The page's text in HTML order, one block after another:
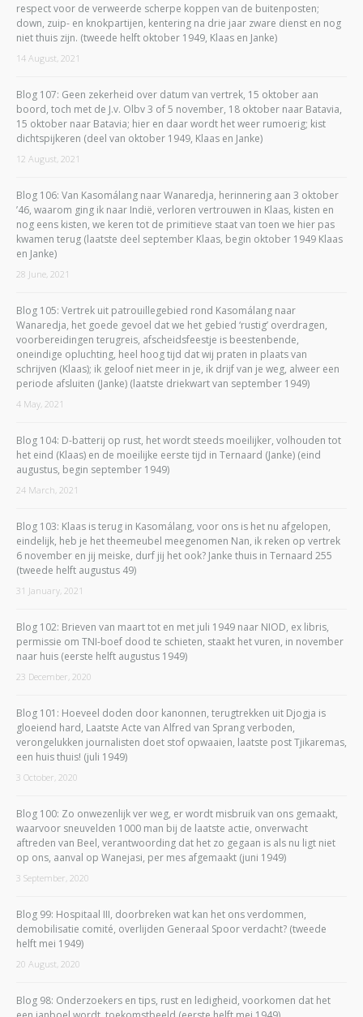
respect voor de verweerde scherpe koppen van de buitenposten;
down, zuip- en knokpartijen, kentering na drie jaar zware dienst en nog
niet thuis zijn. (tweede helft oktober 1949, Klaas en Janke)
14 August, 2021
Blog 107: Geen zekerheid over datum van vertrek, 15 oktober aan
boord, toch met de J.v. Olbv 3 of 5 november, 18 oktober naar Batavia,
15 oktober naar Batavia; hier en daar wordt het weer rumoerig; kist
dichtspijkeren (deel van oktober 1949, Klaas en Janke)
12 August, 2021
Blog 106: Van Kasomálang naar Wanaredja, herinnering aan 3 oktober
’46, waarom ging ik naar Indië, verloren vertrouwen in Klaas, kisten en
nog eens kisten, we keren tot de primitieve staat van toen we hier pas
kwamen terug (laatste deel september Klaas, begin oktober 1949 Klaas
en Janke)
28 June, 2021
Blog 105: Vertrek uit patrouillegebied rond Kasomálang naar
Wanaredja, het goede gevoel dat we het gebied ‘rustig’ overdragen,
voorbereidingen terugreis, afscheidsfeestje is beestenbende,
oneindige opluchting, heel hoog tijd dat wij praten in plaats van
schrijven (Klaas); ik geloof niet meer in je, ik drijf van je weg, alweer een
periode afsluiten (Janke) (laatste driekwart van september 1949)
4 May, 2021
Blog 104: D-batterij op rust, het wordt steeds moeilijker, volhouden tot
het eind (Klaas) en de moeilijke eerste tijd in Ternaard (Janke) (eind
augustus, begin september 1949)
24 March, 2021
Blog 103: Klaas is terug in Kasomálang, voor ons is het nu afgelopen,
eindelijk, heb je het theemeubel meegenomen Nan, ik reken op vertrek
6 november en jij meiske, durf jij het ook? Janke thuis in Ternaard 255
(tweede helft augustus 49)
31 January, 2021
Blog 102: Brieven van maart tot en met juli 1949 naar NIOD, ex libris,
permissie om TNI-boef dood te schieten, staakt het vuren, in november
naar huis (eerste helft augustus 1949)
23 December, 2020
Blog 101: Hoeveel doden door kanonnen, terugtrekken uit Djogja is
gloeiend hard, Laatste Acte van Alfred van Sprang verboden,
verongelukken journalisten doet stof opwaaien, laatste post Tjikaremas,
een huis thuis! (juli 1949)
3 October, 2020
Blog 100: Zo onwezenlijk ver weg, er wordt misbruik van ons gemaakt,
waarvoor sneuvelden 1000 man bij de laatste actie, onverwacht
aftreden van Beel, verantwoording dat het zo gegaan is als nu ligt niet
op ons, aanval op Wanejasi, per mes afgemaakt (juni 1949)
3 September, 2020
Blog 99: Hospitaal III, doorbreken wat kan het ons verdommen,
demobilisatie comité, overlijden Generaal Spoor verdacht? (tweede
helft mei 1949)
20 August, 2020
Blog 98: Onderzoekers en tips, rust en ledigheid, voorkomen dat het